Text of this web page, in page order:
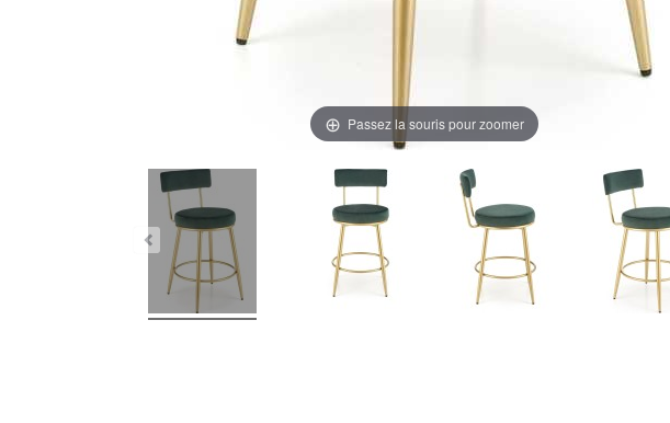
Passez la souris pour zoomer